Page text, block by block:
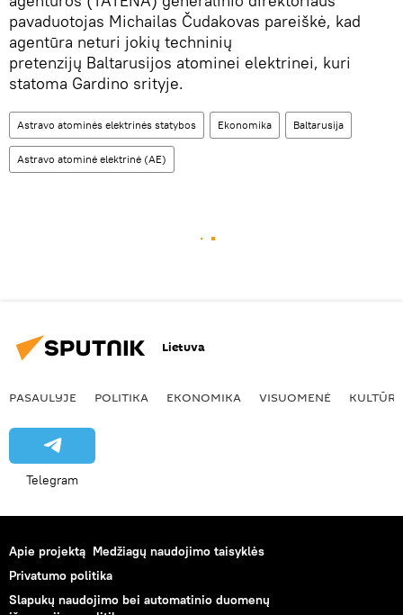
pavaduotojas Michailas Čudakovas pareiškė, kad
agentūra neturi jokių techninių
pretenzijų Baltarusijos atominei elektrinei, kuri
statoma Gardino srityje.
Astravo atominės elektrinės statybos Ekonomika Baltarusija
Astravo atominė elektrinė (AE)
Lietuva
PASAULYJE POLITIKA EKONOMIKA VISUOMENĖ KULTŪRA
Telegram
Apie projektą Medžiagų naudojimo taisyklės
Privatumo politika
Slapukų naudojimo bei automatinio duomenų